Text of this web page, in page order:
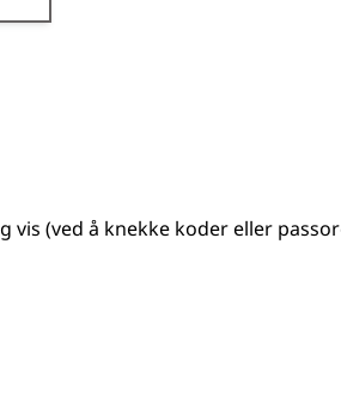
vis (ved å knekke kodereller